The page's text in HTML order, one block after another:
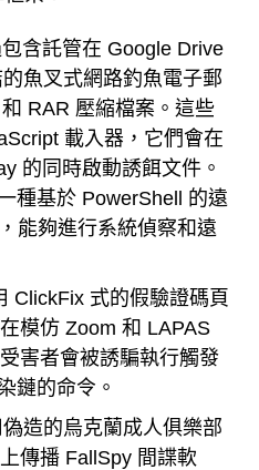
含託管在 Google Drive
魚叉式網路釣魚電子郵
RAR 壓縮檔案。這些
載入器，它們會在
的同時啟動誘餌文件。
種基於 PowerShell 的遠
能夠進行系統偵察和遠
ClickFix 式的假驗證碼頁
模仿 Zoom 和 LAPAS
害者會被誘騙執行觸發
鏈的命令。
造的烏克蘭成人俱樂部
傳播 FallSpy 間諜軟